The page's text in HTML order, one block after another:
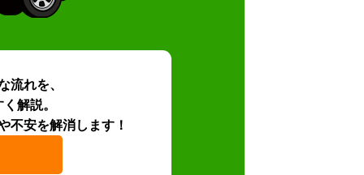
流れを、
解説。
不安を解消します！